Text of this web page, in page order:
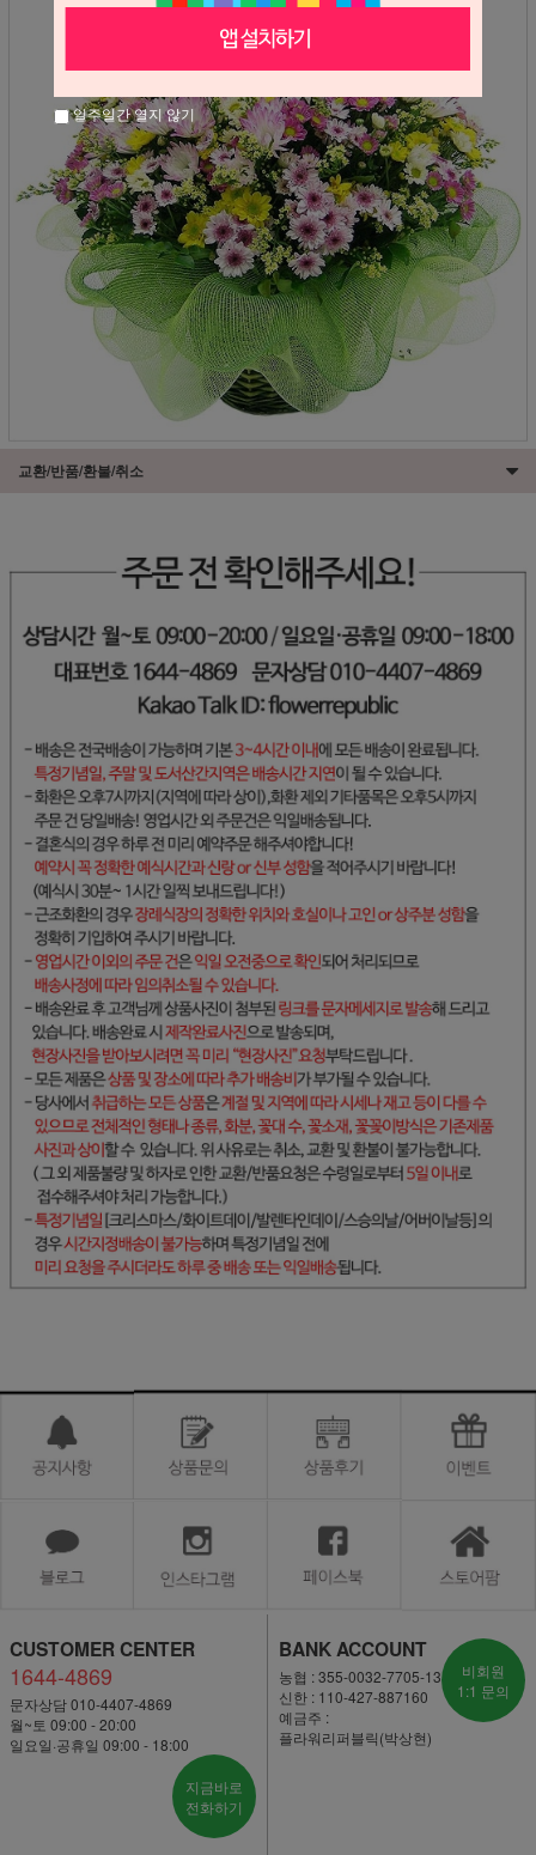
교환/반품/환불/취소
CUSTOMER CENTER
1644-4869
문자상담 010-4407-4869
월~토 09:00 - 20:00
일요일·공휴일 09:00 - 18:00
지금바로
전화하기
BANK ACCOUNT
농협 : 355-0032-7705-13
신한 : 110-427-887160
예금주 :
플라워리퍼블릭(박상현)
비회원
1:1 문의
일주일간 열지 않기